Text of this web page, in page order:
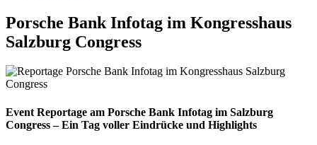
Porsche Bank Infotag im Kongresshaus
Salzburg Congress
Event Reportage am Porsche Bank Infotag im Salzburg
Congress – Ein Tag voller Eindrücke und Highlights